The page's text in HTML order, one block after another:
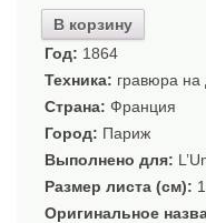
В корзину
Год: 1864
Техника: гравюра на
Страна: Франция
Город: Париж
Выполнено для:
Размер листа (см):
Оригинальное